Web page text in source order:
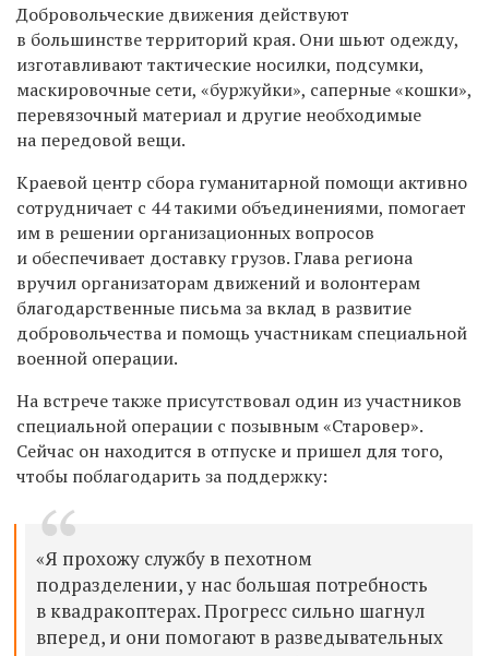
Добровольческие движения действуют
в большинстве территорий края. Они шьют одежду,
изготавливают тактические носилки, подсумки,
маскировочные сети, «буржуйки», саперные «кошки»,
перевязочный материал и другие необходимые
на передовой вещи.
Краевой центр сбора гуманитарной помощи активно
сотрудничает с 44 такими объединениями, помогает
им в решении организационных вопросов
и обеспечивает доставку грузов. Глава региона
вручил организаторам движений и волонтерам
благодарственные письма за вклад в развитие
добровольчества и помощь участникам специальной
военной операции.
На встрече также присутствовал один из участников
специальной операции с позывным «Старовер».
Сейчас он находится в отпуске и пришел для того,
чтобы поблагодарить за поддержку:
«Я прохожу службу в пехотном
подразделении, у нас большая потребность
в квадракоптерах. Прогресс сильно шагнул
вперед, и они помогают в разведывательных